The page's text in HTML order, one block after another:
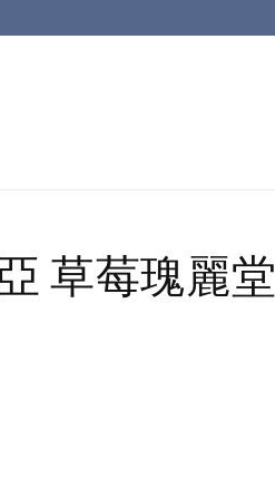
草莓瑰麗堂